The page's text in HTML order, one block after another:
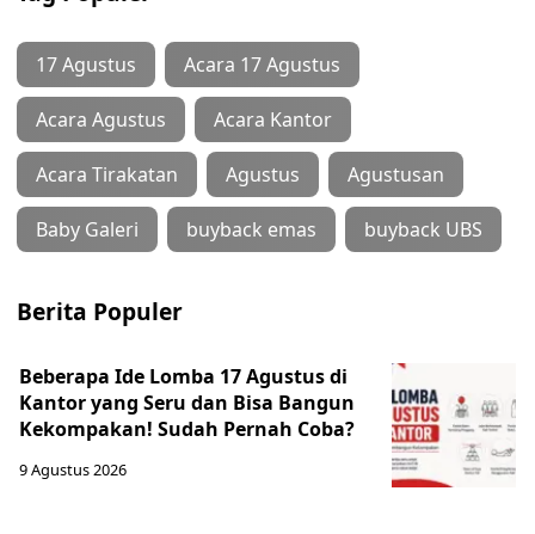
17 Agustus Acara 17 Agustus
Acara Agustus Acara Kantor
Acara Tirakatan Agustus Agustusan
Baby Galeri buyback emas buyback UBS
Berita Populer
Beberapa Ide Lomba 17 Agustus di
Kantor yang Seru dan Bisa Bangun
Kekompakan! Sudah Pernah Coba?
9 Agustus 2026